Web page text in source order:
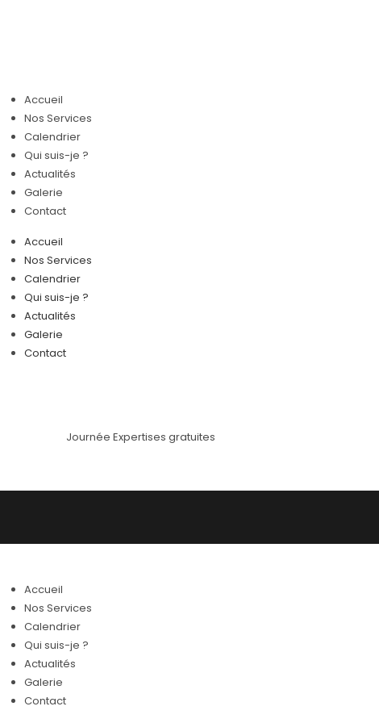
Accueil
Nos Services
Calendrier
Qui suis-je ?
Actualités
Galerie
Contact
Accueil
Nos Services
Calendrier
Qui suis-je ?
Actualités
Galerie
Contact
Journée Expertises gratuites
Accueil
Nos Services
Calendrier
Qui suis-je ?
Actualités
Galerie
Contact